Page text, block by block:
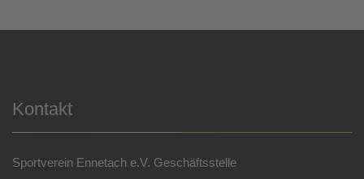
Kontakt
Sportverein Ennetach e.V. Geschäftsstelle